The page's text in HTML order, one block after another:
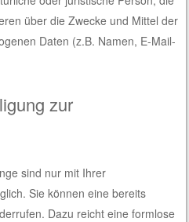
über die Zwecke und Mittel der
Daten (z.B. Namen, E-Mail-
zur
sind nur mit Ihrer
Sie können eine bereits
Dazu reicht eine formlose